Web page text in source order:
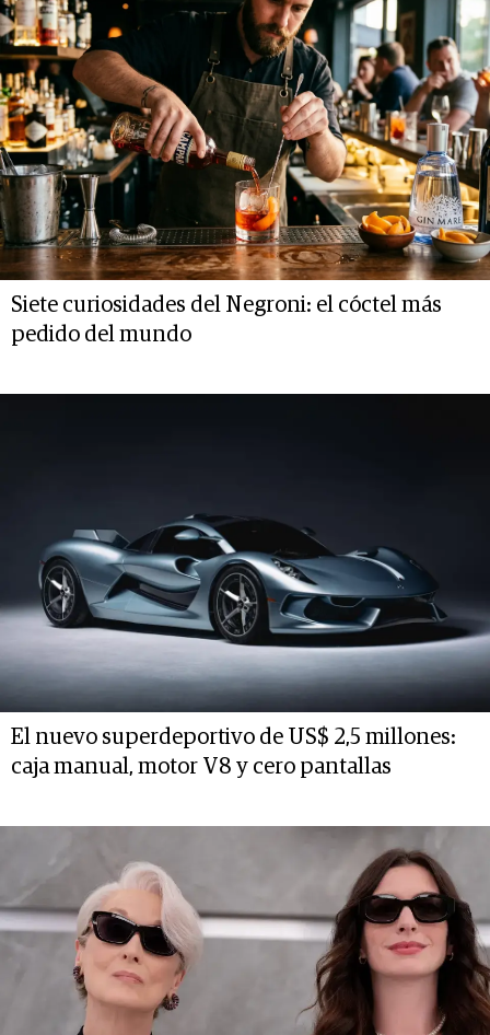
Siete curiosidades del Negroni: el cóctel más
pedido del mundo
El nuevo superdeportivo de US$ 2,5 millones:
caja manual, motor V8 y cero pantallas